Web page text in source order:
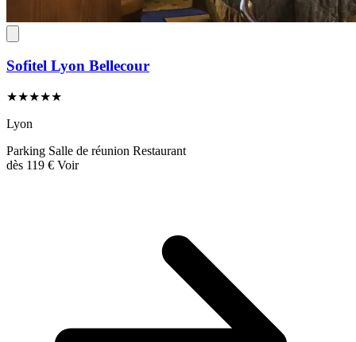
Sofitel Lyon Bellecour
★★★★★
Lyon
Parking Salle de réunion Restaurant
dès 119 € Voir